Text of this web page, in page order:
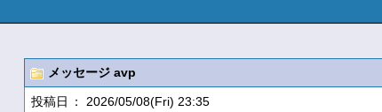
メッセージ avp
投稿日
： 2026/05/08(Fri) 23:35